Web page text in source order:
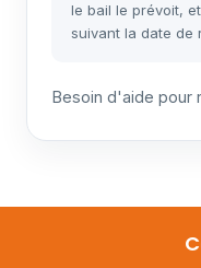
le bail le prévoit,
suivant la date de
Besoin d'aide pour